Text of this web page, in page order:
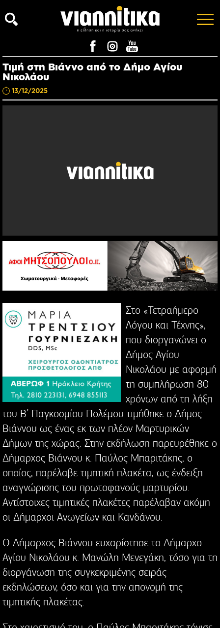
Τιμή στη Βιάννο από το Δήμο Αγίου
Νικολάου
13/12/2025
Στο «Τετραήμερο
Λόγου και Τέχνης»,
που διοργανώνει ο
Δήμος Αγίου
Νικολάου με αφορμή
τη συμπλήρωση 80
χρόνων από τη λήξη
του Β’ Παγκοσμίου Πολέμου τιμήθηκε ο Δήμος
Βιάννου ως ένας εκ των πλέον Μαρτυρικών
Δήμων της χώρας. Στην εκδήλωση παρευρέθηκε ο
Δήμαρχος Βιάννου κ. Παύλος Μπαριτάκης, ο
οποίος, παρέλαβε τιμητική πλακέτα, ως ένδειξη
αναγνώρισης του πρωτοφανούς μαρτυρίου.
Αντίστοιχες τιμητικές πλακέτες παρέλαβαν ακόμη
οι Δήμαρχοι Ανωγείων και Κανδάνου.
Ο Δήμαρχος Βιάννου ευχαρίστησε το Δήμαρχο
Αγίου Νικολάου κ. Μανώλη Μενεγάκη, τόσο για τη
διοργάνωση της συγκεκριμένης σειράς
εκδηλώσεων, όσο και για την απονομή της
τιμητικής πλακέτας.